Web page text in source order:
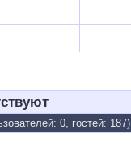
0, гостей: 187)